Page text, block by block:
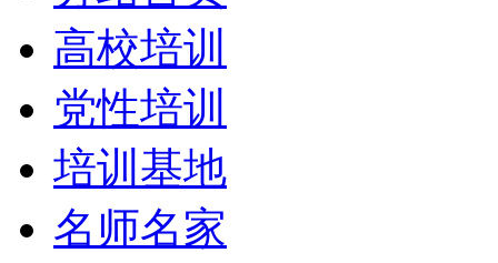
高校培训
党性培训
培训基地
名师名家